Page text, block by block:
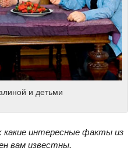
и детьми
какие интересные факты из
вам известны.